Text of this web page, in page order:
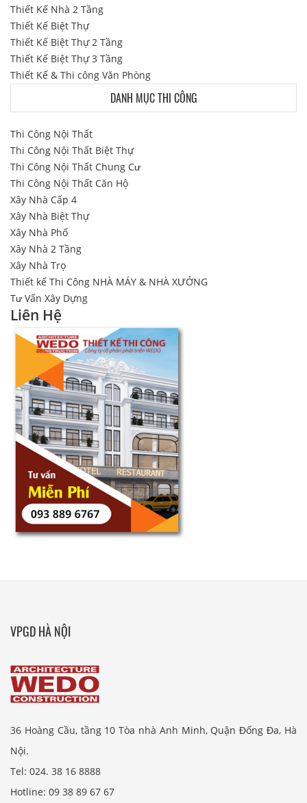
Thiết Kế Nhà 2 Tầng
Thiết Kế Biệt Thự
Thiết Kế Biệt Thự 2 Tầng
Thiết Kế Biệt Thự 3 Tầng
Thiết Kế & Thi công Văn Phòng
DANH MỤC THI CÔNG
Thi Công Nội Thất
Thi Công Nội Thất Biệt Thự
Thi Công Nội Thất Chung Cư
Thi Công Nội Thất Căn Hộ
Xây Nhà Cấp 4
Xây Nhà Biệt Thự
Xây Nhà Phố
Xây Nhà 2 Tầng
Xây Nhà Trọ
Thiết kế Thi Công NHÀ MÁY & NHÀ XƯỞNG
Tư Vấn Xây Dựng
Liên Hệ
VPGD HÀ NỘI
36 Hoàng Cầu, tầng 10 Tòa nhà Anh Minh, Quận Đống Đa, Hà
Nội.
Tel: 024. 38 16 8888
Hotline: 09 38 89 67 67